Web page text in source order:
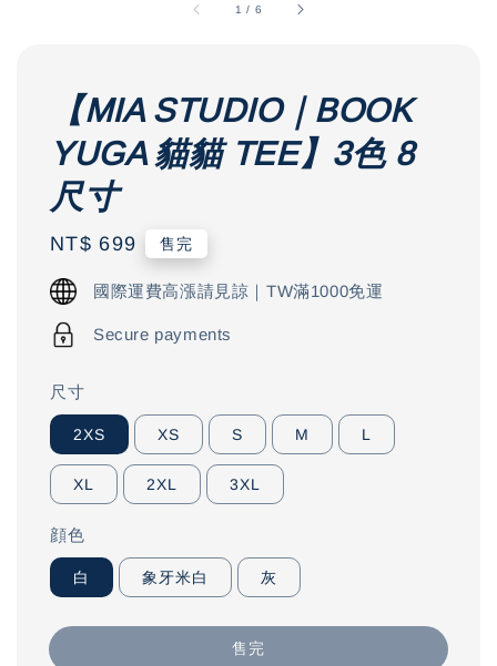
1 / 6
【MIA STUDIO｜BOOK
YUGA 貓貓 TEE】3色 8
尺寸
Regular
price
NT$ 699 售完
國際運費高漲請見諒｜TW滿1000免運
Secure payments
尺寸
2XS XS S M L
XL 2XL 3XL
顔色
白 象牙米白 灰
售完